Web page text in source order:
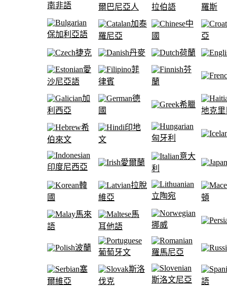
南非語
爾巴尼亞人
拉伯語
羅斯
保加利亞語
加泰
羅尼亞
中
國
亞
捷克
丹麥
荷蘭
愛
沙尼亞語
菲
律賓
芬
蘭
加
利西亞
德
國
希臘
地克
希
伯來文
印地
文
匈牙利
印度尼西亞
愛爾蘭
意大
利
韓
國
拉脫
維亞
立陶宛
頓
馬來
語
馬
耳他語
挪威
波蘭
葡萄牙文
羅馬尼亞
塞
爾維亞
斯洛
伐克
斯洛文尼亞
語